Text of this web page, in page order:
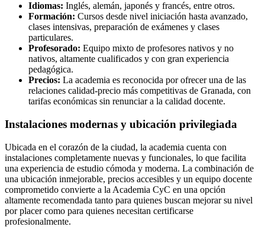
Idiomas: Inglés, alemán, japonés y francés, entre otros.
Formación: Cursos desde nivel iniciación hasta avanzado,
clases intensivas, preparación de exámenes y clases
particulares.
Profesorado: Equipo mixto de profesores nativos y no
nativos, altamente cualificados y con gran experiencia
pedagógica.
Precios: La academia es reconocida por ofrecer una de las
relaciones calidad-precio más competitivas de Granada, con
tarifas económicas sin renunciar a la calidad docente.
Instalaciones modernas y ubicación privilegiada
Ubicada en el corazón de la ciudad, la academia cuenta con
instalaciones completamente nuevas y funcionales, lo que facilita
una experiencia de estudio cómoda y moderna. La combinación de
una ubicación inmejorable, precios accesibles y un equipo docente
comprometido convierte a la Academia CyC en una opción
altamente recomendada tanto para quienes buscan mejorar su nivel
por placer como para quienes necesitan certificarse
profesionalmente.